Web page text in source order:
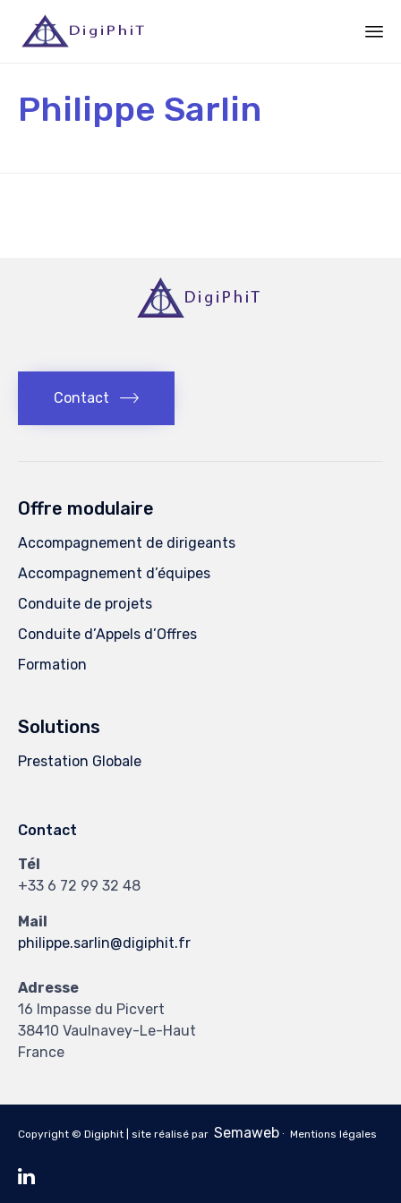
Philippe Sarlin
Contact
Offre modulaire
Accompagnement de dirigeants
Accompagnement d’équipes
Conduite de projets
Conduite d’Appels d’Offres
Formation
Solutions
Prestation Globale
Contact
Tél
+33 6 72 99 32 48
Mail
philippe.sarlin@digiphit.fr
Adresse
16 Impasse du Picvert
38410 Vaulnavey-Le-Haut
France
Copyright © Digiphit | site réalisé par Semaweb ∙ Mentions légales